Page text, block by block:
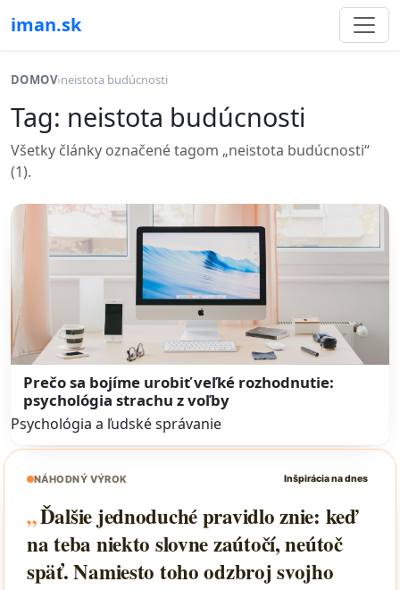
iman.sk
DOMOV›neistota budúcnosti
Tag: neistota budúcnosti
Všetky články označené tagom „neistota budúcnosti“
(1).
Prečo sa bojíme urobiť veľké rozhodnutie:
psychológia strachu z voľby
Psychológia a ľudské správanie